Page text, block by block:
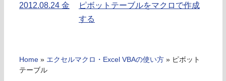
2012.08.24 金
ピボットテーブルをマクロで作成
する
Home » エクセルマクロ・Excel VBAの使い方 » ピボット
テーブル